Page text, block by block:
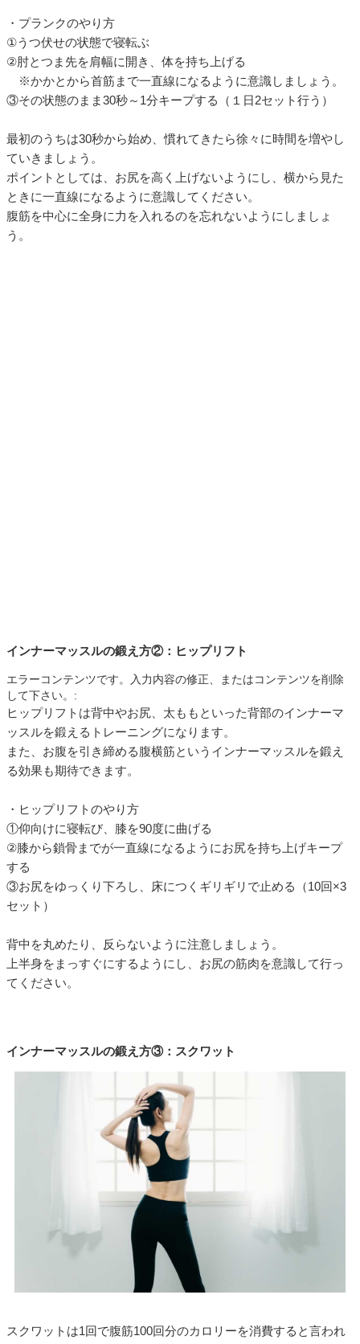
・プランクのやり方
①うつ伏せの状態で寝転ぶ
②肘とつま先を肩幅に開き、体を持ち上げる
※かかとから首筋まで一直線になるように意識しましょう。
③その状態のまま30秒～1分キープする（１日2セット行う）
最初のうちは30秒から始め、慣れてきたら徐々に時間を増やし
ていきましょう。
ポイントとしては、お尻を高く上げないようにし、横から見た
ときに一直線になるように意識してください。
腹筋を中心に全身に力を入れるのを忘れないようにしましょ
う。
インナーマッスルの鍛え方②：ヒップリフト
エラーコンテンツです。入力内容の修正、またはコンテンツを削除
して下さい。:
ヒップリフトは背中やお尻、太ももといった背部のインナーマ
ッスルを鍛えるトレーニングになります。
また、お腹を引き締める腹横筋というインナーマッスルを鍛え
る効果も期待できます。
・ヒップリフトのやり方
①仰向けに寝転び、膝を90度に曲げる
②膝から鎖骨までが一直線になるようにお尻を持ち上げキープ
する
③お尻をゆっくり下ろし、床につくギリギリで止める（10回×3
セット）
背中を丸めたり、反らないように注意しましょう。
上半身をまっすぐにするようにし、お尻の筋肉を意識して行っ
てください。
インナーマッスルの鍛え方③：スクワット
スクワットは1回で腹筋100回分のカロリーを消費すると言われ